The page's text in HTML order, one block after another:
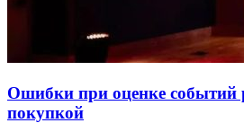
Ошибки при оценке событий
покупкой